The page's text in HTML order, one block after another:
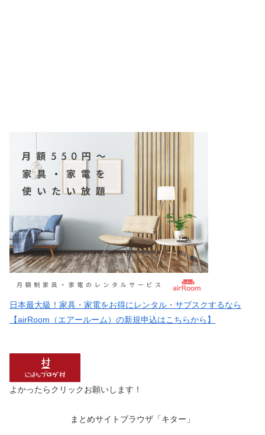
日本最大級！家具・家電をお得にレンタル・サブスクするなら
【airRoom（エアールーム）の新規申込はこちらから】
よかったらクリックお願いします！
まとめサイトブラウザ「キター」